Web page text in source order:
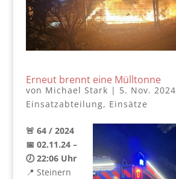
Erneut brennt eine Mülltonne
von Michael Stark | 5. Nov. 2024
Einsatzabteilung, Einsätze
🚨 64 / 2024
📅 02.11.24 –
🕖 22:06 Uhr
📍 Steinern